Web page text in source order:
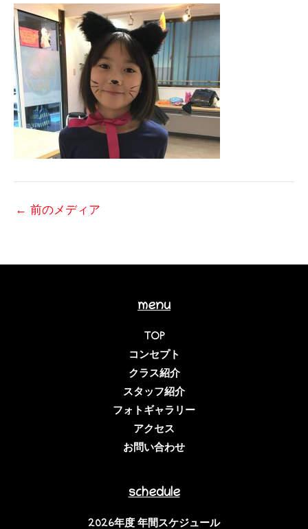
← 前のメディア
schedule
2026年度 年間スケジュール
menu
TOP
コンセプト
クラス紹介
スタッフ紹介
フォトギャラリー
アクセス
お問い合わせ